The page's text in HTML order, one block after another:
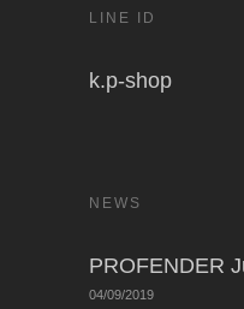
LINE ID
k.p-shop
NEWS
PROFENDER
04/09/2019